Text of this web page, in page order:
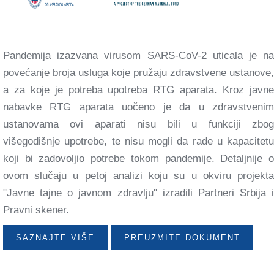
Pandemija izazvana virusom SARS-CoV-2 uticala je na
povećanje broja usluga koje pružaju zdravstvene ustanove,
a za koje je potreba upotreba RTG aparata. Kroz javne
nabavke RTG aparata uočeno je da u zdravstvenim
ustanovama ovi aparati nisu bili u funkciji zbog
višegodišnje upotrebe, te nisu mogli da rade u kapacitetu
koji bi zadovoljio potrebe tokom pandemije. Detaljnije o
ovom slučaju u petoj analizi koju su u okviru projekta
"Javne tajne o javnom zdravlju" izradili Partneri Srbija i
Pravni skener.
SAZNAJTE VIŠE PREUZMITE DOKUMENT